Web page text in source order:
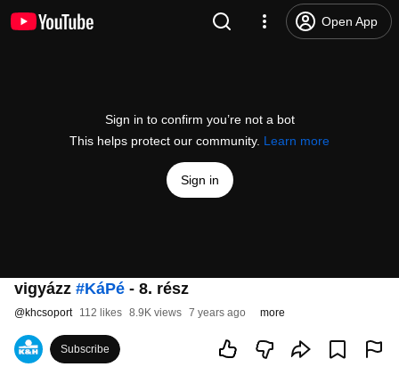
Open App
Sign in to confirm you’re not a bot
This helps protect our community. Learn more
Sign in
vigyázz #KáPé - 8. rész
@khcsoport 112 likes 8.9K views 7 years ago more
Subscribe